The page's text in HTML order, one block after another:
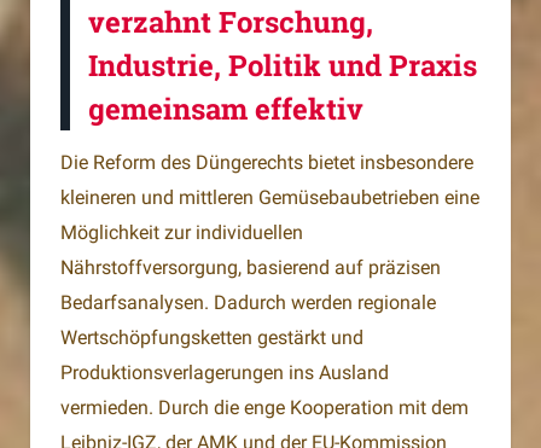
verzahnt Forschung,
Industrie, Politik und Praxis
gemeinsam effektiv
Die Reform des Düngerechts bietet insbesondere
kleineren und mittleren Gemüsebaubetrieben eine
Möglichkeit zur individuellen
Nährstoffversorgung, basierend auf präzisen
Bedarfsanalysen. Dadurch werden regionale
Wertschöpfungsketten gestärkt und
Produktionsverlagerungen ins Ausland
vermieden. Durch die enge Kooperation mit dem
Leibniz-IGZ, der AMK und der EU-Kommission